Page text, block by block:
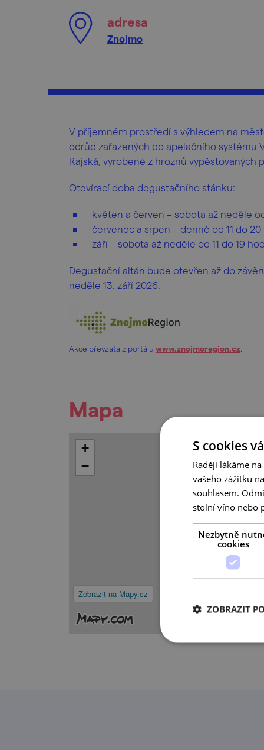
adresa
Znojmo
V příjemném prostředí s výhledem na
odrůd zařazených do apelačního systému
Rajská, vyrobené z hroznů vypěstovaných
Otevírací doba degustačního stánku:
květen a červen – sobota až neděle
červenec a srpen – denně od 11 do 20
září – sobota až neděle od 11 do 19
Degustační altán bude otevřen až do
neděle 13. září 2026.
Akce převzata z portálu www.znojmoregion.cz
Mapa
Zobrazit na Mapy.cz
+
−
S cookies
Raději lákáme
vašeho zážitku
souhlasem.
stolní víno nebo
Nezbytně
cookies
ZOBRAZIT